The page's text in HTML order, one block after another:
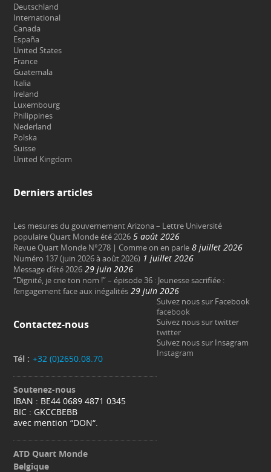
Deutschland
International
Canada
España
United States
France
Guatemala
Italia
Ireland
Luxembourg
Philippines
Nederland
Polska
Suisse
United Kingdom
Derniers articles
Les mesures du gouvernement Arizona – Lettre Université
populaire Quart Monde été 2026 5 août 2026
Revue Quart Monde N°278 | Comme on en parle 8 juillet 2026
Numéro 137 (juin 2026 à août 2026) 1 juillet 2026
Message d’été 2026 29 juin 2026
“Dignité, je crie ton nom !” – épisode 36 : Jeunesse sacrifiée :
l’engagement face aux inégalités 29 juin 2026
Contactez-nous
Tél : +32 (0)2650.08.70
Soutenez-nous
IBAN : BE44 0689 4871 0345
BIC : GKCCBEBB
avec mention “DON“.
ATD Quart Monde
Belgique
Suivez nous sur Facebook
facebook
Suivez nous sur twitter
twitter
Suivez nous sur Insagram
Instagram